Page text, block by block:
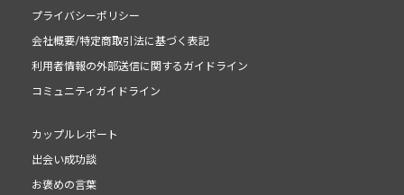
プライバシーポリシー
会社概要/特定商取引法に基づく表記
利用者情報の外部送信に関するガイドライン
コミュニティガイドライン
カップルレポート
出会い成功談
お褒めの言葉